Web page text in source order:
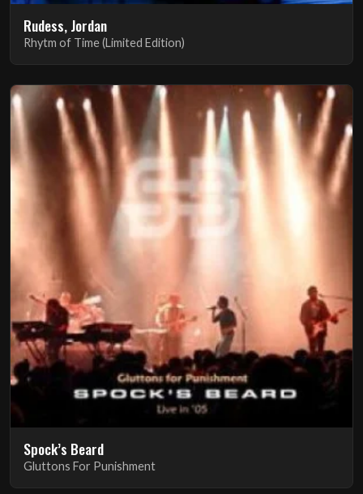
Rudess, Jordan
Rhytm of Time (Limited Edition)
Spock’s Beard
Gluttons For Punishment